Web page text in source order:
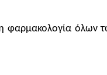
φαρμακολογία